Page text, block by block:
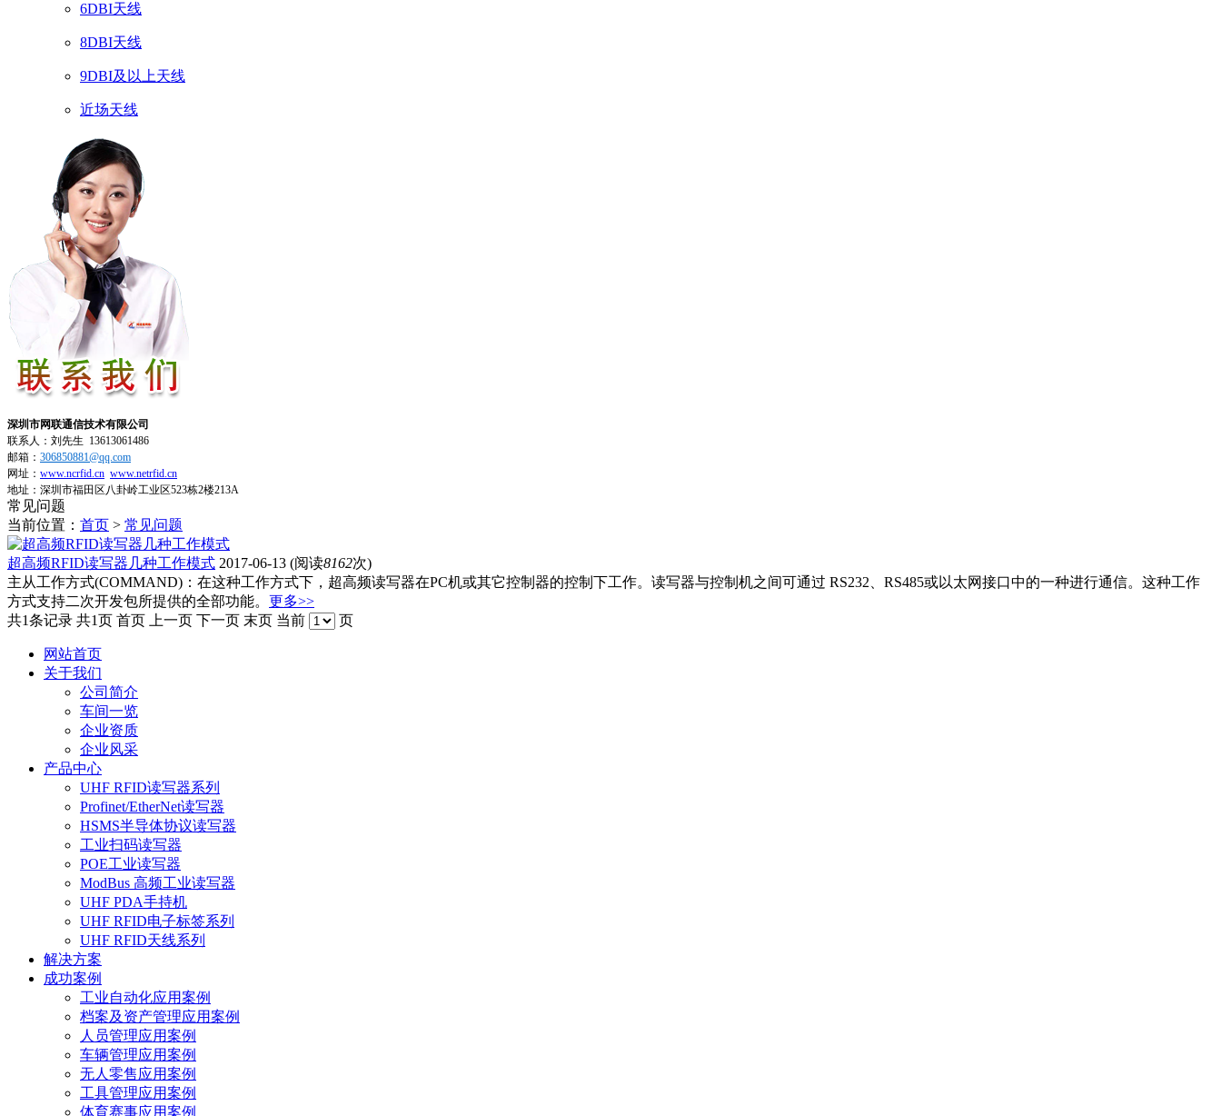
6DBI天线
8DBI天线
9DBI及以上天线
近场天线
深圳市网联通信技术有限公司
联系人：刘先生 13613061486
邮箱： 306850881​@qq.com
网址： www.ncrfid.cn www.netrfid.cn
地址：深圳市福田区八卦岭工业区523栋2楼213A
常见问题
当前位置： 首页 > 常见问题
超高频RFID读写器几种工作模式 2017-06-13 (阅读8162次)
主从工作方式(COMMAND)：在这种工作方式下，超高频读写器在PC机或其它控制器的控制下工作。读写器与控制机之间可通过 RS232、RS485或以太网接口中的一种进行通信。这种工作
方式支持二次开发包所提供的全部功能。 更多>>
共1条记录 共1页 首页 上一页 下一页 末页 当前 页
网站首页
关于我们
公司简介
车间一览
企业资质
企业风采
产品中心
UHF RFID读写器系列
Profinet/EtherNet读写器
HSMS半导体协议读写器
工业扫码读写器
POE工业读写器
ModBus 高频工业读写器
UHF PDA手持机
UHF RFID电子标签系列
UHF RFID天线系列
解决方案
成功案例
工业自动化应用案例
档案及资产管理应用案例
人员管理应用案例
车辆管理应用案例
无人零售应用案例
工具管理应用案例
体育赛事应用案例